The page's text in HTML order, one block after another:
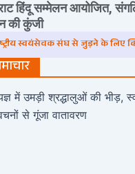
हिंदू सम्मेलन आयोजित,
की कुंजी
स्वयंसेवक संघ से जुड़ने के लिए